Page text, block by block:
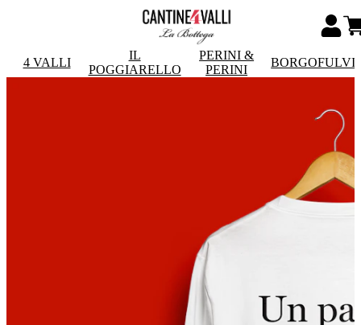
4 VALLI
IL
POGGIARELLO
PERINI &
PERINI